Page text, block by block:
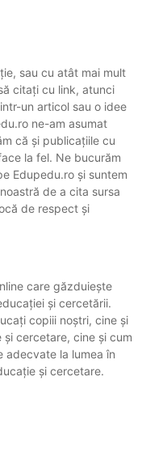
sau cu atât mai mult
citați cu link, atunci
un articol sau o idee
ne-am asumat
că și publicațiile cu
la fel. Ne bucurăm
Edupedu.ro și suntem
de a cita sursa
de respect și
care găzduiește
și cercetării.
copiii noștri, cine și
cercetare, cine și cum
adecvate la lumea în
și cercetare.